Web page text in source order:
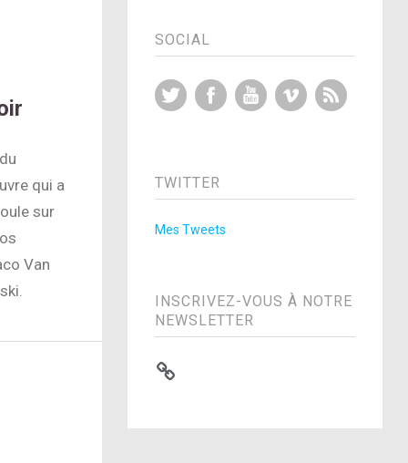
qui a
sur
Van
SOCIAL
Twitter FacebookYouTubeVimeo
TWITTER
Mes Tweets
INSCRIVEZ-VOUS À NOTRE
NEWSLETTER